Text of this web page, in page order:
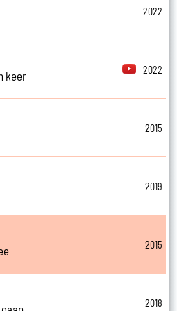
2022
keer
2022
2015
2019
2015
2018